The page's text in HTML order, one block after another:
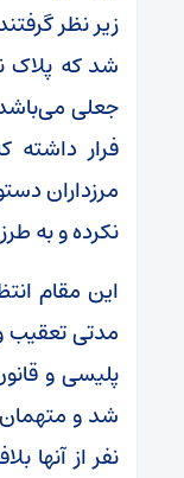
زیر نظر
شد که پلاک
جعلی
مرزداران
نکرده و به
این مقام
مدتی تعقیب
پلیسی و
شد و
نفر از آنها